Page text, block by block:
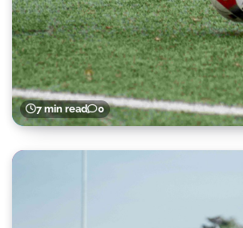
7 min read 0